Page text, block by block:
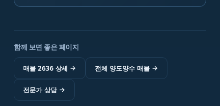
함께 보면 좋은 페이지
매물 2636 상세 → 전체 양도양수 매물→
전문가 상담→